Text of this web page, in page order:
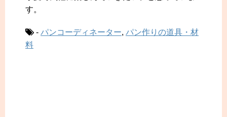
す。
- パンコーディネーター, パン作りの道具・材
料